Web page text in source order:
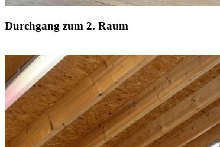
Durchgang zum 2. Raum